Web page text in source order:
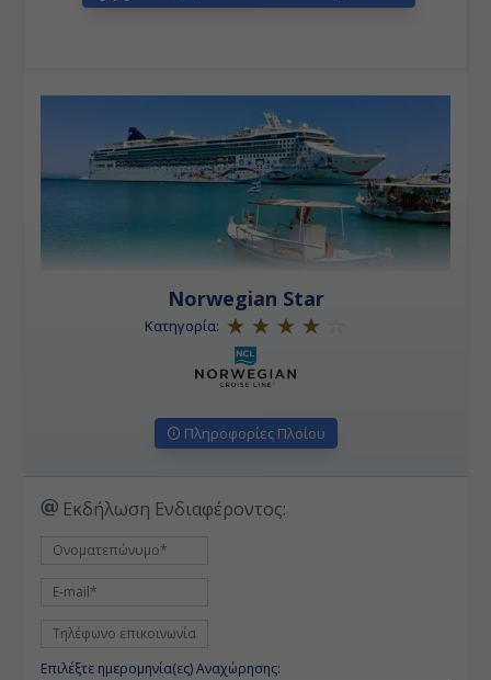
συνδυασμό της ρουστίκ γοητείας της αρχιτεκτονικής
αρμονίας και της απίστευτης ομορφιάς.
• Ρίο Ντε Τζανέϊρο:O 'Ποταμός του Ιανουαρίου'
πόλη διάσημη για τη φυσική θέση της, τους
εορτασμούς καρναβαλιού, τη σάμπα και άλλα είδη
μουσικής, παραλίες όπως οι Κοπακαμπάνα, Ιπανέμα
και Λεμπλόν, τους πεζόδρομους με τα μαυρόασπρα
μωσαϊκά, και το χαλαρό τρόπο ζωής τον κατοίκων.
Norwegian Star
Κατηγορία:
Πληροφορίες Πλοίου
Εκδήλωση Ενδιαφέροντος:
Επιλέξτε ημερομηνία(ες) Αναχώρησης: